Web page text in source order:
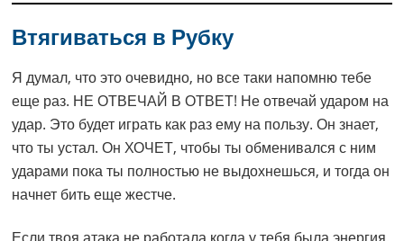
Втягиваться в Рубку
Я думал, что это очевидно, но все таки напомню тебе
еще раз. НЕ ОТВЕЧАЙ В ОТВЕТ! Не отвечай ударом на
удар. Это будет играть как раз ему на пользу. Он знает,
что ты устал. Он ХОЧЕТ, чтобы ты обменивался с ним
ударами пока ты полностью не выдохнешься, и тогда он
начнет бить еще жестче.